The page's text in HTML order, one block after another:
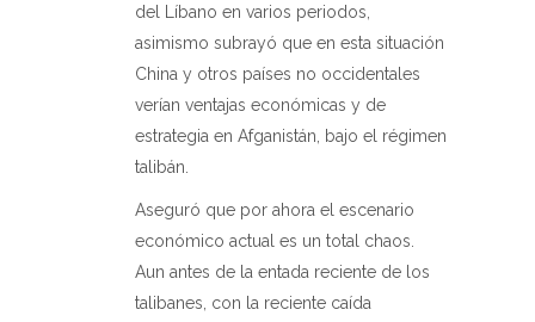
del Líbano en varios periodos,
asimismo subrayó que en esta situación
China y otros países no occidentales
verían ventajas económicas y de
estrategia en Afganistán, bajo el régimen
talibán.
Aseguró que por ahora el escenario
económico actual es un total chaos.
Aun antes de la entada reciente de los
talibanes, con la reciente caída